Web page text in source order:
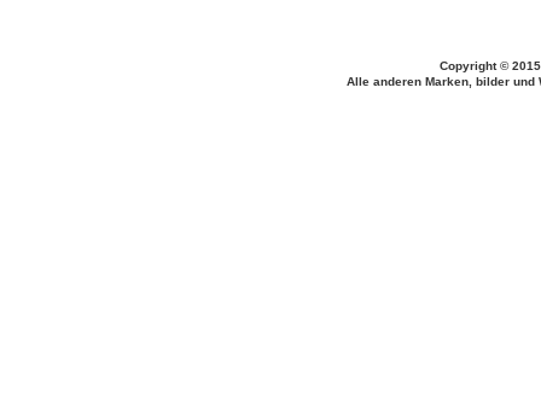
Copyright ©
Alle anderen Marken, bilder und